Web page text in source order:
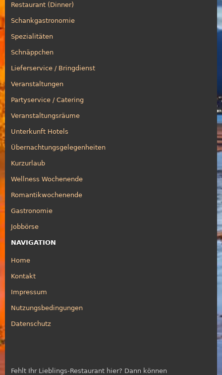
Restaurant (Dinner)
Schankgastronomie
Spezialitäten
Schnäppchen
Lieferservice / Bringdienst
Veranstaltungen
Partyservice / Catering
Veranstaltungsräume
Unterkunft Hotels
Übernachtungsgelegenheiten
Kurzurlaub
Wellness Wochenende
Romantikwochenende
Gastronomie
Jobbörse
NAVIGATION
Home
Kontakt
Impressum
Nutzungsbedingungen
Datenschutz
Fehlt Ihr Lieblings-Restaurant hier? Dann können